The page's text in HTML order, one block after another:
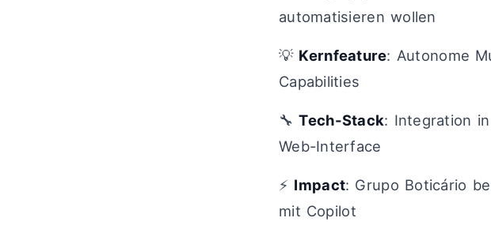
automatisieren wollen
💡 Kernfeature: Autonome
Capabilities
🔧Tech-Stack: Integration
Web-Interface
⚡ Impact: Grupo Boticário
mit Copilot